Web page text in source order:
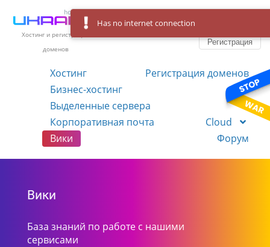
Хостинг и регистрация
доменов
Регистрация
Хостинг
Регистрация доменов
Бизнес-хостинг
VPS
Выделенные сервера
Корпоративная почта
Cloud
Вики
Форум
Вики
База знаний по работе с нашими
сервисами
Has no internet connection